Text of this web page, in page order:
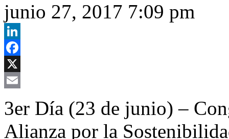
junio 27, 2017 7:09 pm
LinkedIn
Facebook
X
3er Día (23 de junio) –
Alianza por la